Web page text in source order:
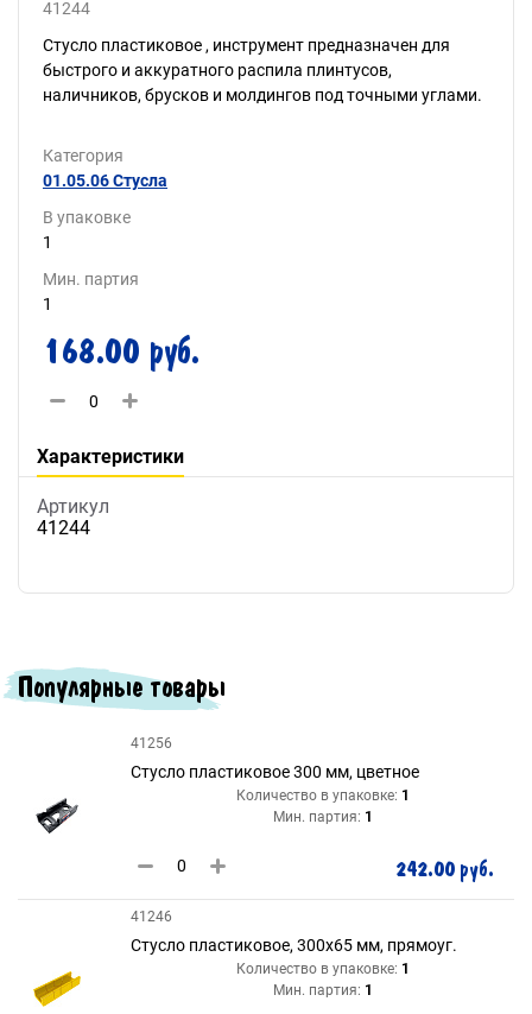
41244
Стусло пластиковое , инструмент предназначен для
быстрого и аккуратного распила плинтусов,
наличников, брусков и молдингов под точными углами.
Категория
01.05.06 Стусла
В упаковке
1
Мин. партия
1
168.00 руб.
Характеристики
Артикул
41244
Популярные товары
41256
Стусло пластиковое 300 мм, цветное
Количество в упаковке: 1
Мин. партия: 1
242.00 руб.
41246
Стусло пластиковое, 300х65 мм, прямоуг.
Количество в упаковке: 1
Мин. партия: 1